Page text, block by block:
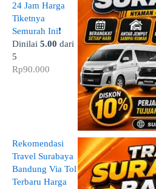
24 Jam Harga
Tiketnya
Semurah Ini❗
Dinilai 5.00 dari
5
Rp90.000
Rekomendasi
Travel Surabaya
Bandung Via Tol
Terbaru Harga